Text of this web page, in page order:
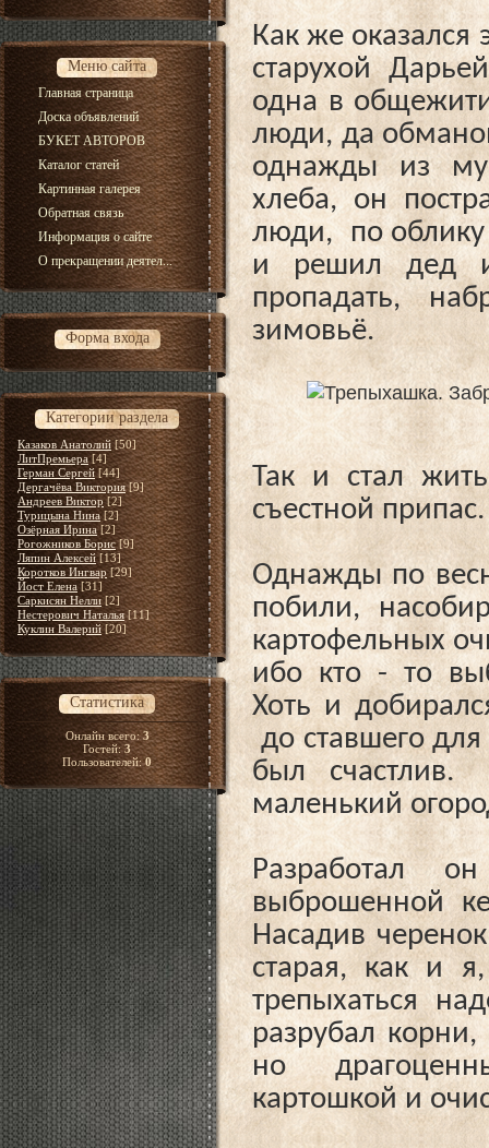
Меню сайта
Главная страница
Доска объявлений
БУКЕТ АВТОРОВ
Каталог статей
Картинная галерея
Обратная связь
Информация о сайте
О прекращении деятел...
Форма входа
Категории раздела
Казаков Анатолий [50]
ЛитПремьера [4]
Герман Сергей [44]
Дергачёва Виктория [9]
Андреев Виктор [2]
Турицына Нина [2]
Озёрная Ирина [2]
Рогожников Борис [9]
Ляпин Алексей [13]
Коротков Ингвар [29]
Йост Елена [31]
Саркисян Нелли [2]
Нестерович Наталья [11]
Куклин Валерий [20]
Статистика
Онлайн всего:3
Гостей:3
Пользователей:0
Как же оказался
старухой
одна в
люди, да
однажды из
хлеба, он
люди, по облику
и решил дед
пропадать,
зимовьё.
Так и стал
съестной
Однажды по
побили,
картофельных
ибо кто - то
Хоть и
до ставшего
был
маленький
Разработал
выброшенной
Насадив
старая, как и
трепыхаться
разрубал
но
картошкой и